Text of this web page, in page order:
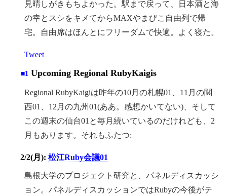
見晴しがきもちよかった。駅まで戻って、日本酒と海
の幸とスシをキメてからMAXやまびこ自由列で帰
宅。自由席はほんとにフリーダムで快適。よく寝た。
Tweet
■1 Upcoming Regional RubyKaigis
Regional RubyKaigiは昨年の10月の札幌01、11月の関
西01、12月の九州01(ああ。感想かいてない)、そして
この週末の仙台01と毎月続いているのだけれども、2
月もあります。それもふたつ:
2/2(月): 松江Ruby会議01
島根大学のプロジェクト研究と、パネルディスカッシ
ョン。パネルディスカッションではRubyの今後がテ